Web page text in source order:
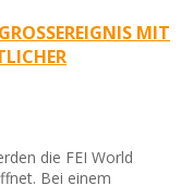
MIT S
S
die FEI World
Bei einem